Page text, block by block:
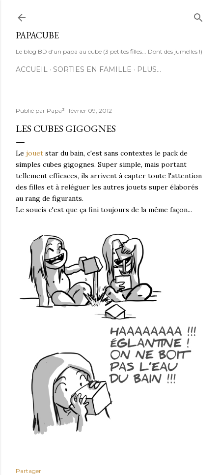
PAPACUBE
Le blog BD d'un papa au cube (3 petites filles... Dont des jumelles !)
ACCUEIL SORTIES EN FAMILLE PLUS…
Publié par Papa³ février 09, 2012
LES CUBES GIGOGNES
Le jouet star du bain, c'est sans contextes le pack de
simples cubes gigognes. Super simple, mais portant
tellement efficaces, ils arrivent à capter toute l'attention
des filles et à reléguer les autres jouets super élaborés
au rang de figurants.
Le soucis c'est que ça fini toujours de la même façon...
Partager